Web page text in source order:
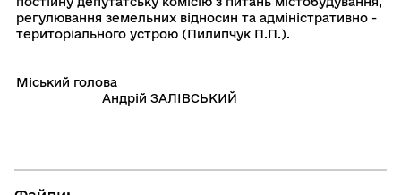
регулювання земельних вiдносин та адмiнiстративно -
територiального устрою (Пилипчук П.П.).
Мiський голова
Андрій ЗАЛІВСЬКИЙ